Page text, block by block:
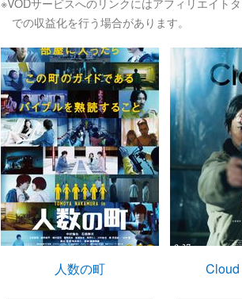
での収益化を行う場合があります。
人数の町 Cloud